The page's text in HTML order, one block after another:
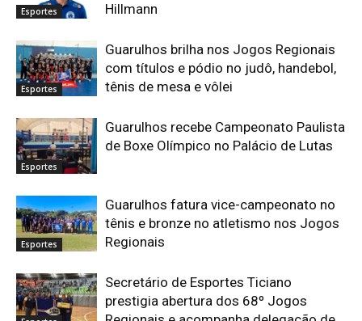
Esportes
Hillmann
Esportes
Guarulhos brilha nos Jogos Regionais
com títulos e pódio no judô, handebol,
tênis de mesa e vôlei
Esportes
Guarulhos recebe Campeonato Paulista
de Boxe Olímpico no Palácio de Lutas
Esportes
Guarulhos fatura vice-campeonato no
tênis e bronze no atletismo nos Jogos
Regionais
Secretário de Esportes Ticiano
prestigia abertura dos 68º Jogos